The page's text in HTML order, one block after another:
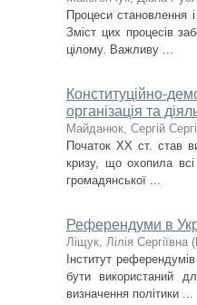
Процеси становлення
Зміст цих процесів
цілому. Важливу ...
Конституційно-
організація та
Майданюк, Сергій
Початок ХХ ст. став
кризу, що охопила
громадянської ...
Референдуми в
Ліщук, Лілія Сергіївна (
Інститут
бути використаний
визначення політики ...